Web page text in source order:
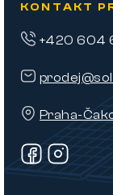
KONTAKT
Praha-
+420 604